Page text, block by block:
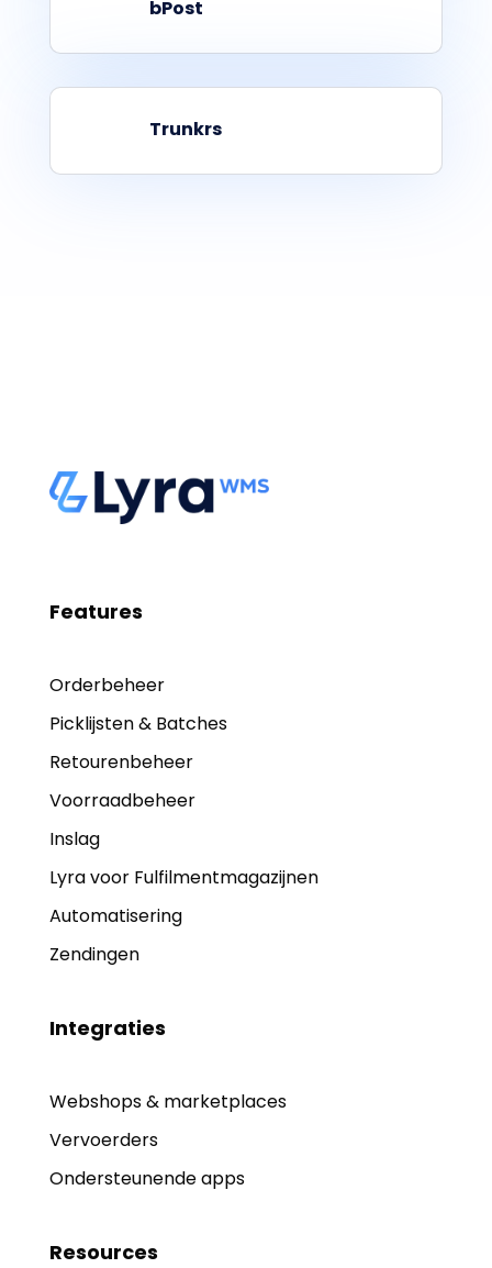
bPost
Trunkrs
Features
Orderbeheer
Picklijsten & Batches
Retourenbeheer
Voorraadbeheer
Inslag
Lyra voor Fulfilmentmagazijnen
Automatisering
Zendingen
Integraties
Webshops & marketplaces
Vervoerders
Ondersteunende apps
Resources